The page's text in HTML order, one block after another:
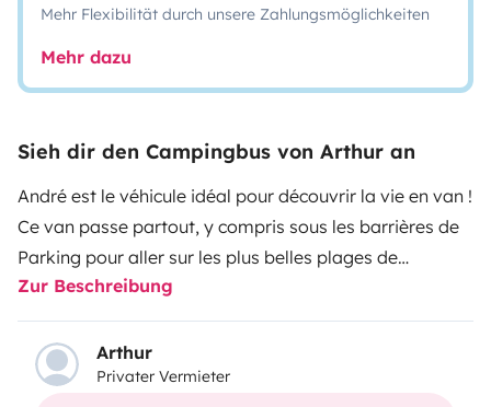
Mehr Flexibilität durch unsere Zahlungsmöglichkeiten
Mehr dazu
Sieh dir den Campingbus von Arthur an
André est le véhicule idéal pour découvrir la vie en van !
Ce van passe partout, y compris sous les barrières de
Parking pour aller sur les plus belles plages de
l'Atlantique !Il est ultra équipé et parfaitement
optimisé pour y vivre confortablement à deux pendant
au moins une semaine ! Suivez moi sur Instagram
@andreenbalade
Zur Beschreibung
Arthur
Privater Vermieter